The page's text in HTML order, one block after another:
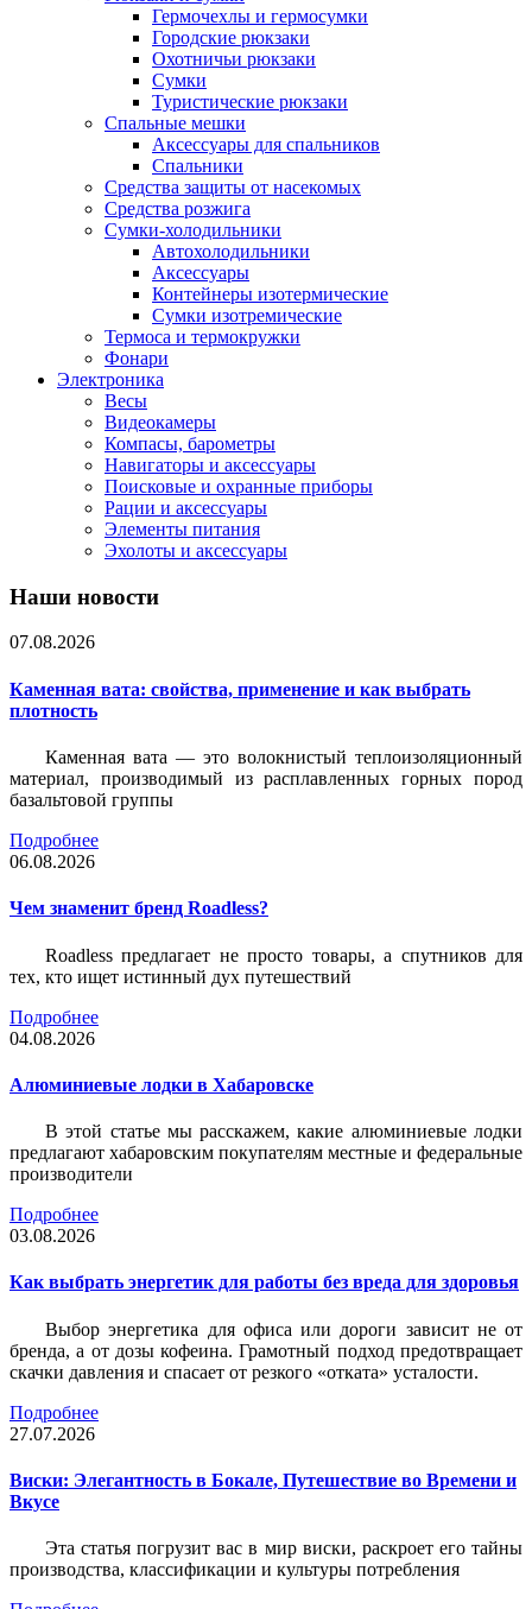
Гермочехлы и гермосумки
Городские рюкзаки
Охотничьи рюкзаки
Сумки
Туристические рюкзаки
Спальные мешки
Аксессуары для спальников
Спальники
Средства защиты от насекомых
Средства розжига
Сумки-холодильники
Автохолодильники
Аксессуары
Контейнеры изотермические
Сумки изотремические
Термоса и термокружки
Фонари
Электроника
Весы
Видеокамеры
Компасы, барометры
Навигаторы и аксессуары
Поисковые и охранные приборы
Рации и аксессуары
Элементы питания
Эхолоты и аксессуары
Наши новости
07.08.2026
Каменная вата: свойства, применение и как выбрать
плотность
Каменная вата — это волокнистый теплоизоляционный
материал, производимый из расплавленных горных пород
базальтовой группы
Подробнее
06.08.2026
Чем знаменит бренд Roadless?
Roadless предлагает не просто товары, а спутников для
тех, кто ищет истинный дух путешествий
Подробнее
04.08.2026
Алюминиевые лодки в Хабаровске
В этой статье мы расскажем, какие алюминиевые лодки
предлагают хабаровским покупателям местные и федеральные
производители
Подробнее
03.08.2026
Как выбрать энергетик для работы без вреда для здоровья
Выбор энергетика для офиса или дороги зависит не от
бренда, а от дозы кофеина. Грамотный подход предотвращает
скачки давления и спасает от резкого «отката» усталости.
Подробнее
27.07.2026
Виски: Элегантность в Бокале, Путешествие во Времени и
Вкусе
Эта статья погрузит вас в мир виски, раскроет его тайны
производства, классификации и культуры потребления